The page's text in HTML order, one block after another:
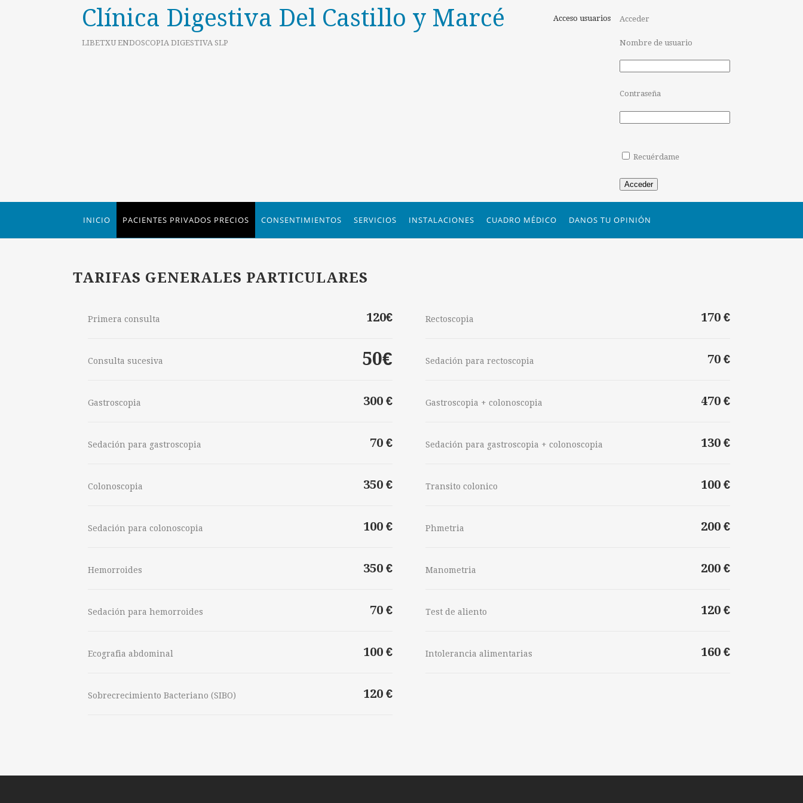
Clínica Digestiva Del Castillo y Marcé
LIBETXU ENDOSCOPIA DIGESTIVA SLP
Acceso usuarios Acceder
Nombre de usuario
Contraseña
Recuérdame
Acceder
INICIO PACIENTES PRIVADOS PRECIOS CONSENTIMIENTOS SERVICIOS INSTALACIONES CUADRO MÉDICO DANOS TU OPINIÓN
TARIFAS GENERALES PARTICULARES
Primera consulta 120€
Consulta sucesiva 50€
Gastroscopia 300 €
Sedación para gastroscopia 70 €
Colonoscopia 350 €
Sedación para colonoscopia 100 €
Hemorroides 350 €
Sedación para hemorroides 70 €
Ecografia abdominal 100 €
Sobrecrecimiento Bacteriano (SIBO) 120 €
Rectoscopia 170 €
Sedación para rectoscopia 70 €
Gastroscopia + colonoscopia 470 €
Sedación para gastroscopia + colonoscopia 130 €
Transito colonico 100 €
Phmetria 200 €
Manometria 200 €
Test de aliento 120 €
Intolerancia alimentarias 160 €